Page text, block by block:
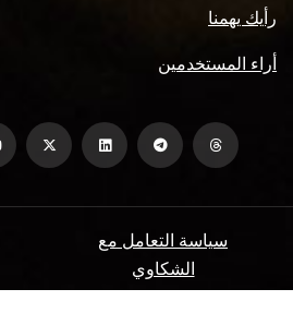
رأيك يهمنا
أراء المستخدمين
سياسة التعامل مع
الشكاوي